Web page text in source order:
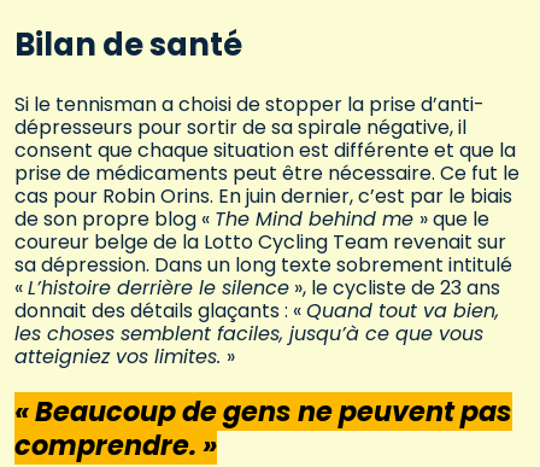
Bilan de santé
Si le tennisman a choisi de stopper la prise d’anti-
dépresseurs pour sortir de sa spirale négative, il
consent que chaque situation est différente et que la
prise de médicaments peut être nécessaire. Ce fut le
cas pour Robin Orins. En juin dernier, c’est par le biais
de son propre blog « The Mind behind me » que le
coureur belge de la Lotto Cycling Team revenait sur
sa dépression. Dans un long texte sobrement intitulé
«L’histoire derrière le silence », le cycliste de 23 ans
donnait des détails glaçants : «Quand tout va bien,
les choses semblent faciles, jusqu’à ce que vous
atteigniez vos limites. »
« Beaucoup de gens ne peuvent pas
comprendre. »